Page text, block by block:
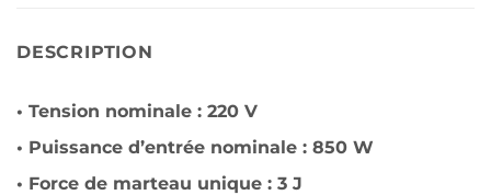
DESCRIPTION
• Tension nominale : 220 V
• Puissance d’entrée nominale : 850 W
• Force de marteau unique : 3 J